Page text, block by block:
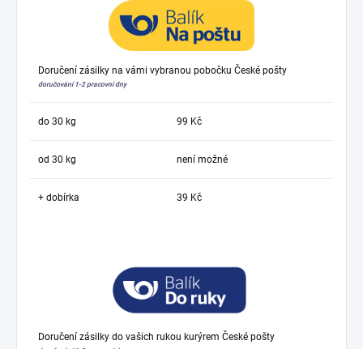
Doručení zásilky na vámi vybranou pobočku České pošty
doručování 1-2 pracovní dny
do 30 kg 99 Kč
od 30 kg není možné
+ dobírka 39 Kč
Doručení zásilky do vašich rukou kurýrem České pošty